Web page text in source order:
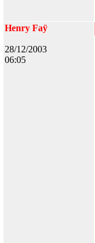
Henry Faÿ
28/12/2003
06:05